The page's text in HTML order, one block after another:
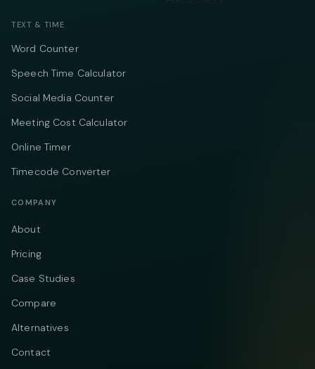
TEXT & TIME
Word Counter
Speech Time Calculator
Social Media Counter
Meeting Cost Calculator
Online Timer
Timecode Converter
COMPANY
About
Pricing
Case Studies
Compare
Alternatives
Contact